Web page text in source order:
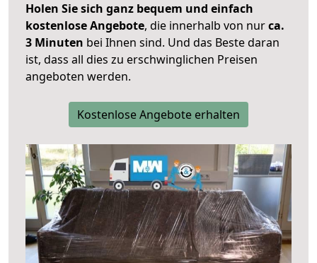
Holen Sie sich ganz bequem und einfach
kostenlose Angebote, die innerhalb von nurca.
3 Minuten bei Ihnen sind. Und das Beste daran
ist, dass all dies zu erschwinglichen Preisen
angeboten werden.
Kostenlose Angebote erhalten